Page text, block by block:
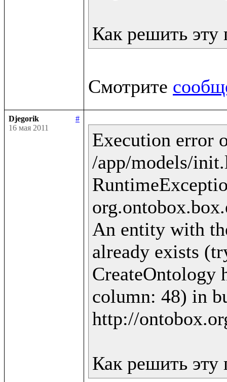
Смотрите
Djegorik
#
16 мая 2011
Execution error
/app/models/
An entity with
already exists
CreateOntology
column: 48) in
http://